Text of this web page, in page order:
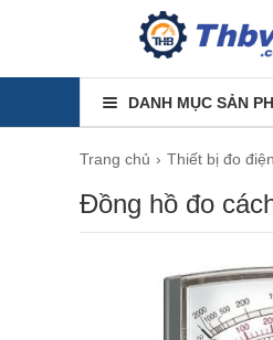
DANH MỤC SẢN
Trang chủ Thiết bị đo điện
Đồng hồ đo